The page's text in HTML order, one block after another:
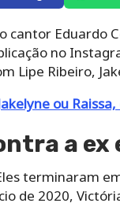
cantor Eduardo
no
Lipe Ribeiro,
ou
a ex
terminaram
de 2020,